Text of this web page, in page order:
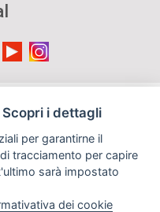
in parte reperite da
contrari al loro utilizzo
provvederà a
all'indirizzo email:
i dettagli
per garantirne il
tracciamento per capire
sarà impostato
dei cookie